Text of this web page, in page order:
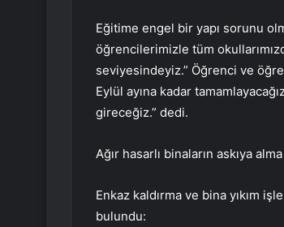
Eğitime engel bir yapı sorunu
öğrencilerimizle tüm
seviyesindeyiz.” Öğrenci ve
Eylül ayına kadar
gireceğiz.” dedi.
Ağır hasarlı binaların askıya
Enkaz kaldırma ve bina yıkım
bulundu: